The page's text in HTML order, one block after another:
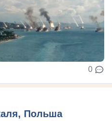
0
Польша